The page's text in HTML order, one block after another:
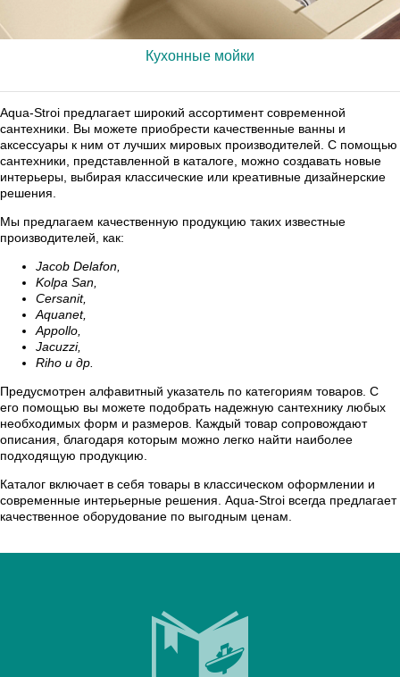
Кухонные мойки
Aqua-Stroi предлагает широкий ассортимент современной
сантехники. Вы можете приобрести качественные ванны и
аксессуары к ним от лучших мировых производителей. С помощью
сантехники, представленной в каталоге, можно создавать новые
интерьеры, выбирая классические или креативные дизайнерские
решения.
Мы предлагаем качественную продукцию таких известные
производителей, как:
Jacob Delafon,
Kolpa San,
Cersanit,
Aquanet,
Appollo,
Jacuzzi,
Riho и др.
Предусмотрен алфавитный указатель по категориям товаров. С
его помощью вы можете подобрать надежную сантехнику любых
необходимых форм и размеров. Каждый товар сопровождают
описания, благодаря которым можно легко найти наиболее
подходящую продукцию.
Каталог включает в себя товары в классическом оформлении и
современные интерьерные решения. Aqua-Stroi всегда предлагает
качественное оборудование по выгодным ценам.